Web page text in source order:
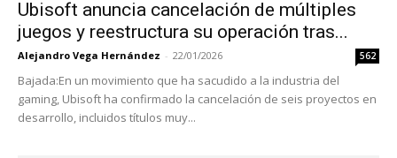
Ubisoft anuncia cancelación de múltiples
juegos y reestructura su operación tras...
Alejandro Vega Hernández - 22/01/2026 562
Bajada:En un movimiento que ha sacudido a la industria del
gaming, Ubisoft ha confirmado la cancelación de seis proyectos en
desarrollo, incluidos títulos muy...